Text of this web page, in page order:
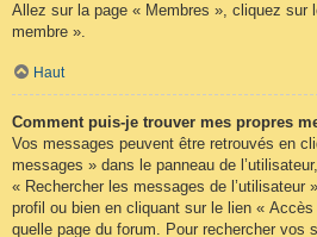
Allez sur la page « Membres », cliquez sur
membre ».
Haut
Comment puis-je trouver mes propres
Vos messages peuvent être retrouvés en
messages » dans le panneau de
« Rechercher les messages de l’utilisateur
profil ou bien en cliquant sur le lien « Accès
quelle page du forum. Pour rechercher vos